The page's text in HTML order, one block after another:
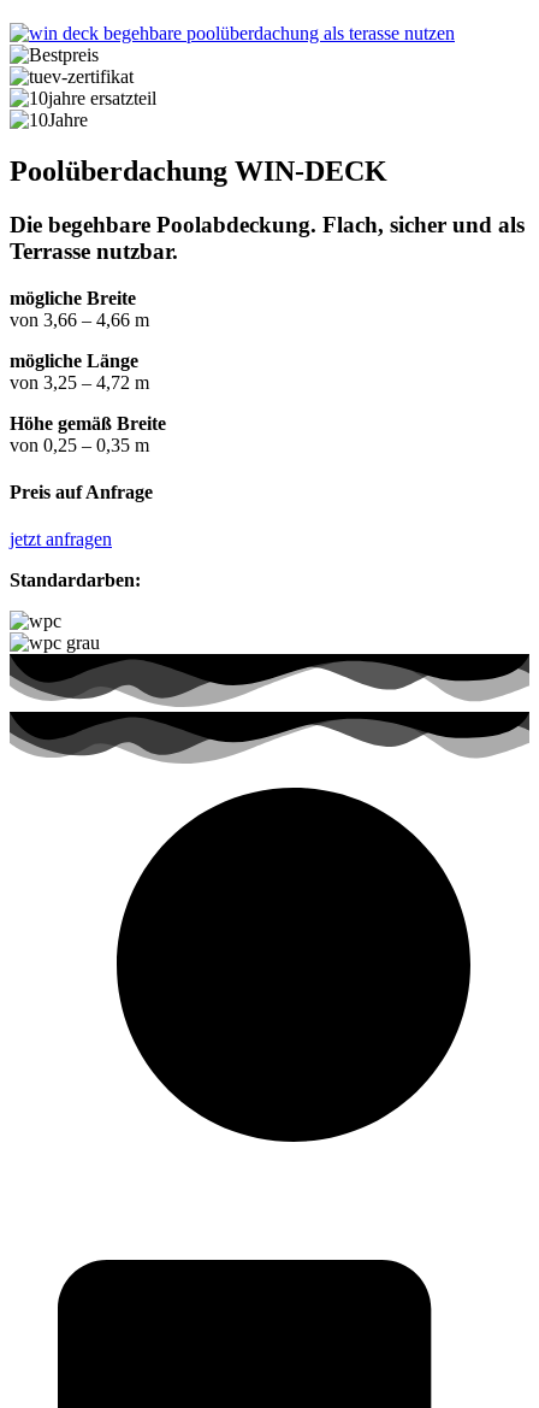
Poolüberdachung WIN-DECK
Die begehbare Poolabdeckung. Flach, sicher und als
Terrasse nutzbar.
mögliche Breite
von 3,66 – 4,66 m
mögliche Länge
von 3,25 – 4,72 m
Höhe gemäß Breite
von 0,25 – 0,35 m
Preis auf Anfrage
jetzt anfragen
Standardarben: